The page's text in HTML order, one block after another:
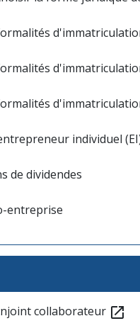
individuel
de dividendes
entreprise
collaborateur open_in_new